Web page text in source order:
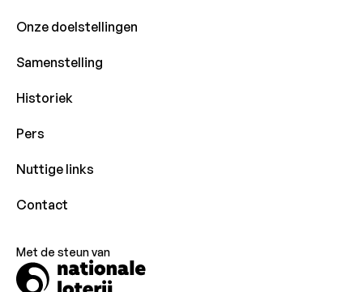
Onze doelstellingen
Samenstelling
Historiek
Pers
Nuttige links
Contact
Met de steun van